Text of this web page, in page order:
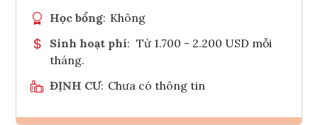
Học bổng: Không
Sinh hoạt phí: Từ 1.700 - 2.200 USD mỗi
tháng.
ĐỊNH CƯ: Chưa có thông tin